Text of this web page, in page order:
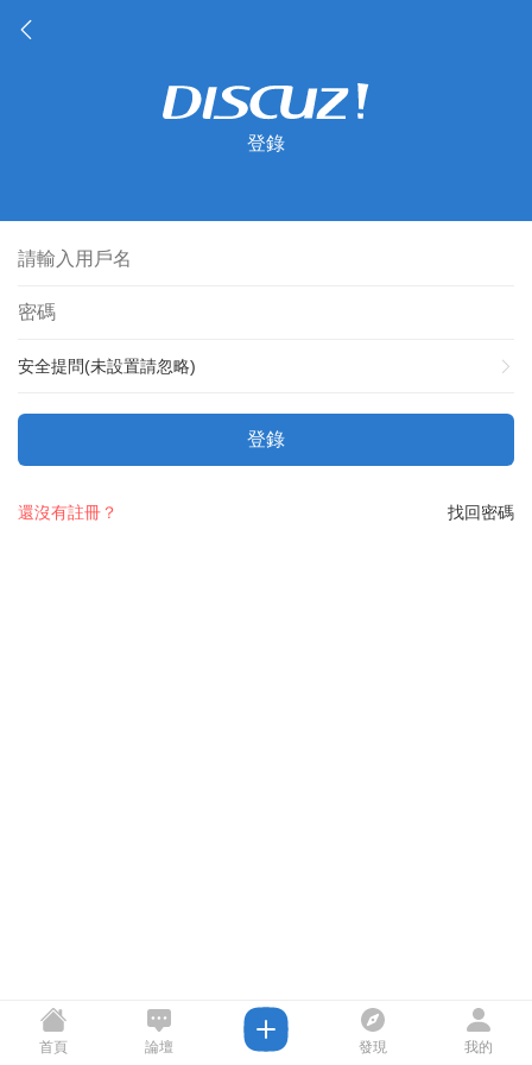
登錄
安全提問(未設置請忽略)
登錄
找回密碼
還沒有註冊？
首頁 論壇 發現 我的